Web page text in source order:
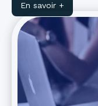
En savoir +